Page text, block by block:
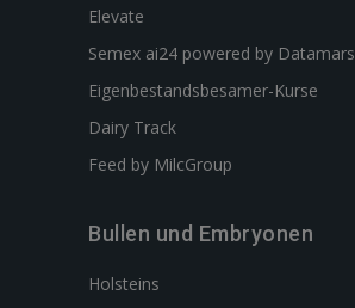
Elevate
Semex ai24 powered by Datamars
Eigenbestandsbesamer-Kurse
Dairy Track
Feed by MilcGroup
Bullen und Embryonen
Holsteins